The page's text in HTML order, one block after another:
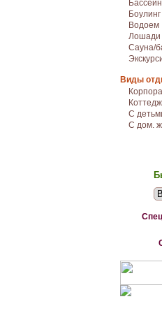
Бассейн
Боулинг
Водоем
Лошади
Сауна/
Виды
С
С дом.